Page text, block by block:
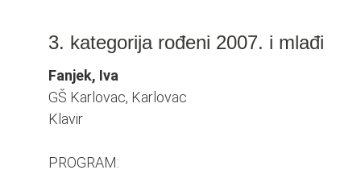
3. kategorija rođeni 2007. i mlađi
Fanjek, Iva
GŠ Karlovac, Karlovac
Klavir
PROGRAM: